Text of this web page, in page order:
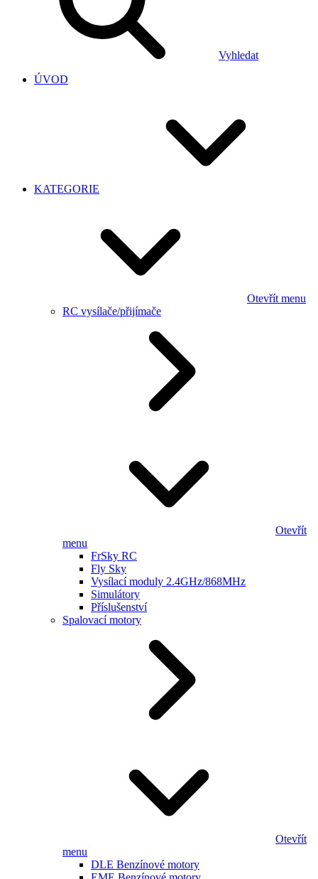
Vyhledat
ÚVOD
KATEGORIE
Otevřít menu
RC vysílače/přijímače
Otevřít
menu
FrSky RC
Fly Sky
Vysílací moduly 2.4GHz/868MHz
Simulátory
Příslušenství
Spalovací motory
Otevřít
menu
DLE Benzínové motory